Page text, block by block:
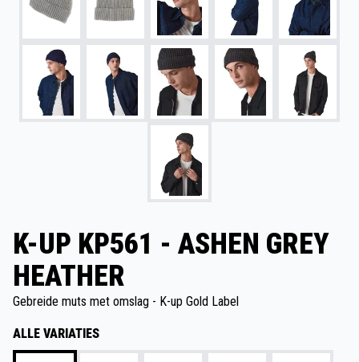
K-UP KP561 - ASHEN GREY
HEATHER
Gebreide muts met omslag - K-up Gold Label
ALLE VARIATIES